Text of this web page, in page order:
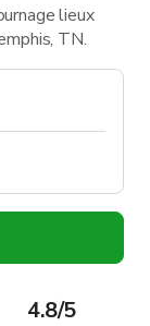
lieux
TN.
4.8/5